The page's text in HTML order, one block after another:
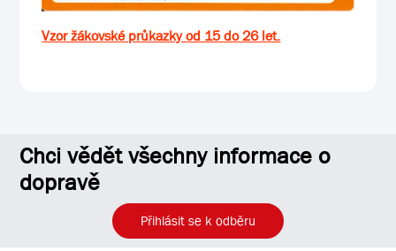
Vzor žákovské průkazky od 15 do 26 let.
Chci vědět všechny informace o
dopravě
Přihlásit se k odběru